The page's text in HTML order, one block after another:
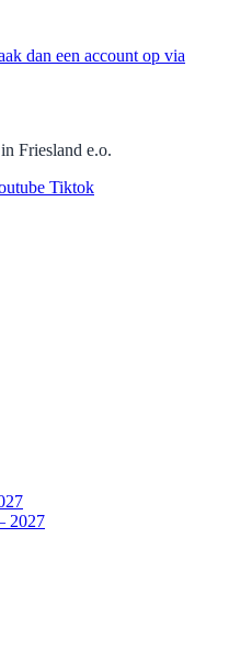
dan een account op via
Friesland e.o.
Tiktok
2027